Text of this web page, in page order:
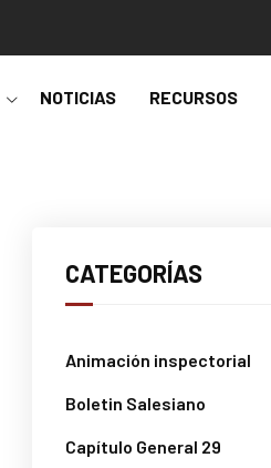
NOTICIAS RECURSOS
CATEGORÍAS
Animación inspectorial
Boletin Salesiano
Capítulo General 29